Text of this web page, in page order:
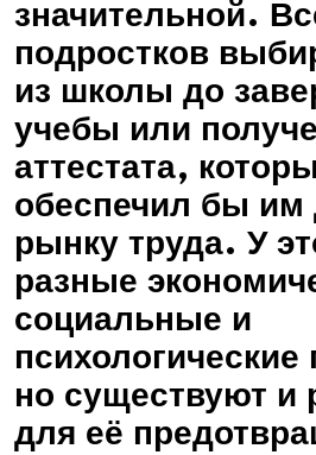
значительной.
подростков
из школы до
учебы или
аттестата,
обеспечил бы им
рынку труда. У
разные
социальные и
но существуют и
для её